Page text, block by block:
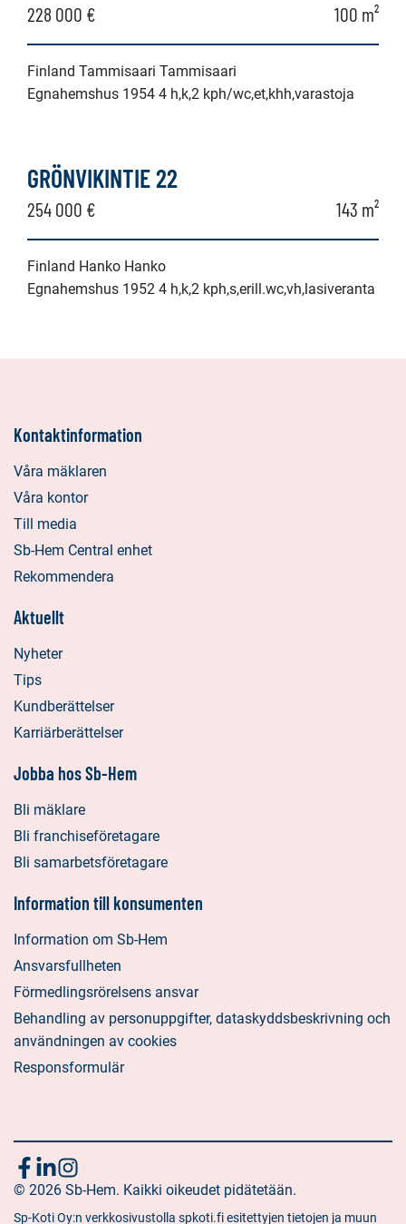
228 000 € 100 m²
Finland Tammisaari Tammisaari
Egnahemshus 1954 4 h,k,2 kph/wc,et,khh,varastoja
GRÖNVIKINTIE 22
254 000 € 143 m²
Finland Hanko Hanko
Egnahemshus 1952 4 h,k,2 kph,s,erill.wc,vh,lasiveranta
Kontaktinformation
Våra mäklaren
Våra kontor
Till media
Sb-Hem Central enhet
Rekommendera
Aktuellt
Nyheter
Tips
Kundberättelser
Karriärberättelser
Jobba hos Sb-Hem
Bli mäklare
Bli franchiseföretagare
Bli samarbetsföretagare
Information till konsumenten
Information om Sb-Hem
Ansvarsfullheten
Förmedlingsrörelsens ansvar
Behandling av personuppgifter, dataskyddsbeskrivning och
användningen av cookies
Responsformulär
Följ
oss
Sociala
media:
facebook
Sociala
media:
linkedin
Sociala
media:
instagram
© 2026 Sb-Hem. Kaikki oikeudet pidätetään.
Sp-Koti Oy:n verkkosivustolla spkoti.fi esitettyjen tietojen ja muun